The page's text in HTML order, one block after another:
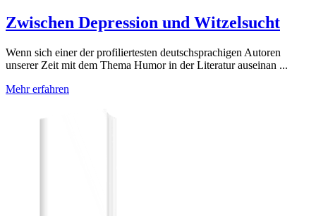
Zwischen Depression und Witzelsucht
Wenn sich einer der profiliertesten deutschsprachigen Autoren
unserer Zeit mit dem Thema Humor in der Literatur auseinan ...
Mehr erfahren